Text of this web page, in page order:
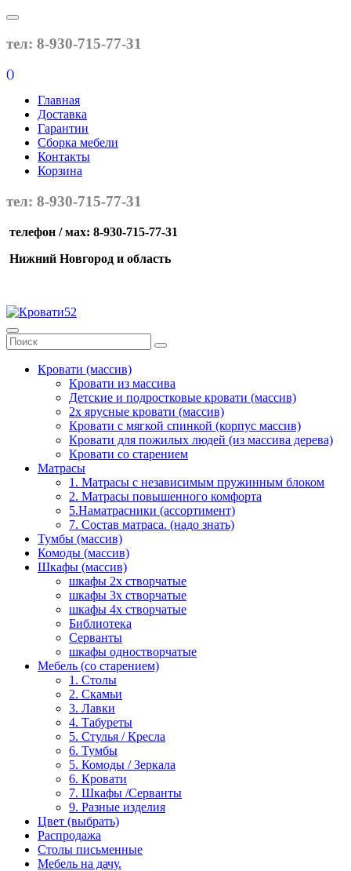
тел: 8-930-715-77-31
()
Главная
Доставка
Гарантии
Сборка мебели
Контакты
Корзина
тел: 8-930-715-77-31
телефон / мах: 8-930-715-77-31
Нижний Новгород и область
Кровати (массив)
Кровати из массива
Детские и подростковые кровати (массив)
2х ярусные кровати (массив)
Кровати с мягкой спинкой (корпус массив)
Кровати для пожилых людей (из массива дерева)
Кровати со старением
Матрасы
1. Матрасы с независимым пружинным блоком
2. Матрасы повышенного комфорта
5.Наматрасники (ассортимент)
7. Состав матраса. (надо знать)
Тумбы (массив)
Комоды (массив)
Шкафы (массив)
шкафы 2х створчатые
шкафы 3х створчатые
шкафы 4х створчатые
Библиотека
Серванты
шкафы одностворчатые
Мебель (со старением)
1. Столы
2. Скамьи
3. Лавки
4. Табуреты
5. Стулья / Кресла
6. Тумбы
5. Комоды / Зеркала
6. Кровати
7. Шкафы /Серванты
9. Разные изделия
Цвет (выбрать)
Распродажа
Столы письменные
Мебель на дачу.